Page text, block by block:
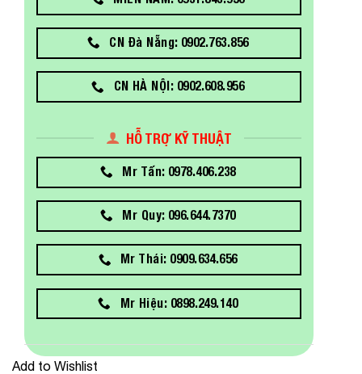
CN Đà Nẵng: 0902.763.856
CN HÀ NỘI: 0902.608.956
HỖ TRỢ KỸ THUẬT
Mr Tấn: 0978.406.238
Mr Quy: 096.644.7370
Mr Thái: 0909.634.656
Mr Hiệu: 0898.249.140
Add to Wishlist